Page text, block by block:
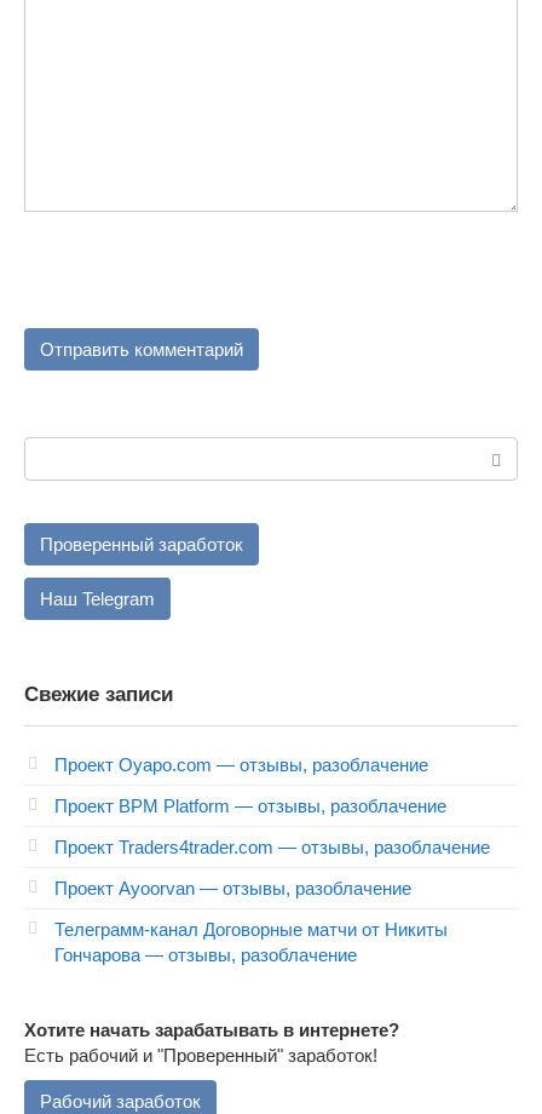
Проверенный заработок
Наш Telegram
Свежие записи
Проект Oyapo.com — отзывы, разоблачение
Проект BPM Platform — отзывы, разоблачение
Проект Traders4trader.com — отзывы, разоблачение
Проект Ayoorvan — отзывы, разоблачение
Телеграмм-канал Договорные матчи от Никиты
Гончарова — отзывы, разоблачение
Хотите начать зарабатывать в интернете?
Есть рабочий и "Проверенный" заработок!
Рабочий заработок